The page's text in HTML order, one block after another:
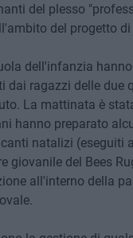
del plesso
del progetto
dell'infanzia
dai ragazzi delle due
La mattinata è
hanno preparato
natalizi (eseguiti
giovanile del Bees
all'interno della